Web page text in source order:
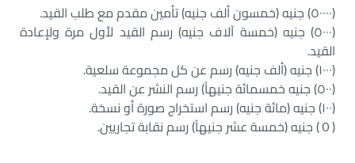
(٥٠٠٠٠) جنيه (خمسون ألف جنيه) تأمين مقدم مع طلب القيد.
(٥٠٠٠) جنيه (خمسة آلاف جنيه) رسم القيد لأول مرة ولإعادة
القيد.
(١٠٠٠) جنيه (ألف جنيه) رسم عن كل مجموعة سلعية.
(٥٠٠) جنيه خمسمائة جنيهاً) رسم النشر عن القيد.
(١٠٠) جنيه (مائة جنيه) رسم استخراج صورة أو نسخة.
(０) جنيه (خمسة عشر جنيهاً) رسم نقابة تجاريين.